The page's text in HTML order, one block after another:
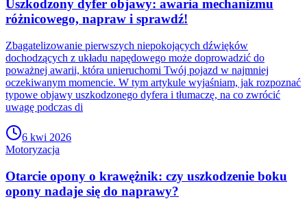
Uszkodzony dyfer objawy: awaria mechanizmu
różnicowego, napraw i sprawdź!
Zbagatelizowanie pierwszych niepokojących dźwięków
dochodzących z układu napędowego może doprowadzić do
poważnej awarii, która unieruchomi Twój pojazd w najmniej
oczekiwanym momencie. W tym artykule wyjaśniam, jak rozpoznać
typowe objawy uszkodzonego dyfera i tłumaczę, na co zwrócić
uwagę podczas di
6 kwi 2026
Motoryzacja
Otarcie opony o krawężnik: czy uszkodzenie boku
opony nadaje się do naprawy?